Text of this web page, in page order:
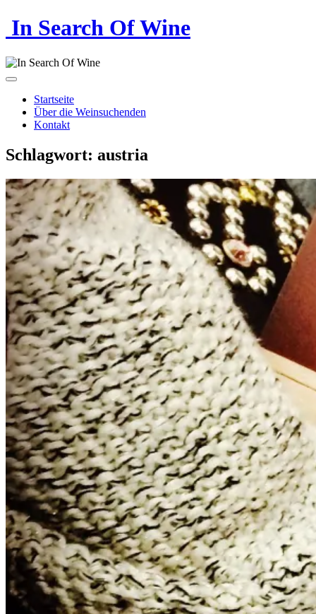
In Search Of Wine
Startseite
Über die Weinsuchenden
Kontakt
Schlagwort: austria